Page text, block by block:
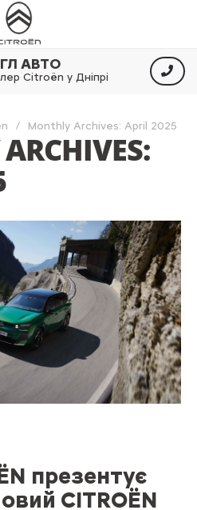
АВТО
Citroën у Дніпрі
Monthly Archives: April 2025
презентує
CITROЁN